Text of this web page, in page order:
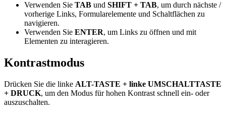
Verwenden Sie TAB und SHIFT + TAB, um durch nächste /
vorherige Links, Formularelemente und Schaltflächen zu
navigieren.
Verwenden Sie ENTER, um Links zu öffnen und mit
Elementen zu interagieren.
Kontrastmodus
Drücken Sie die linke ALT-TASTE + linke UMSCHALTTASTE
+ DRUCK, um den Modus für hohen Kontrast schnell ein- oder
auszuschalten.